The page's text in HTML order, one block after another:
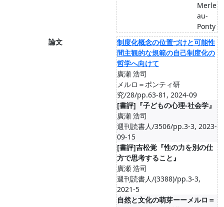
Merle
au-
Ponty
論文
制度化概念の位置づけと可能性
間主観的な規範の自己制度化の
哲学へ向けて
廣瀬 浩司
メルロ＝ポンティ研
究/28/pp.63-81, 2024-09
[書評]『子どもの心理-社会学』
廣瀬 浩司
週刊読書人/3506/pp.3-3, 2023-
09-15
[書評]吉松覚『性の力を別の仕
方で思考すること』
廣瀬 浩司
週刊読書人/(3388)/pp.3-3,
2021-5
自然と文化の萌芽ーーメルロ＝